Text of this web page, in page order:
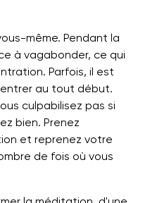
même. Pendant la
à vagabonder, ce qui
Parfois, il est
au tout début.
culpabilisez pas si
bien. Prenez
et reprenez votre
de fois où vous